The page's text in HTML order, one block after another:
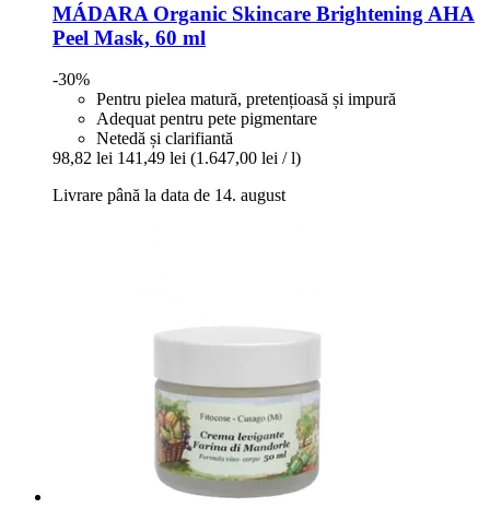
MÁDARA Organic Skincare Brightening AHA
Peel Mask, 60 ml
-30%
Pentru pielea matură, pretențioasă și impură
Adequat pentru pete pigmentare
Netedă și clarifiantă
98,82 lei 141,49 lei (1.647,00 lei / l)
Livrare până la data de 14. august